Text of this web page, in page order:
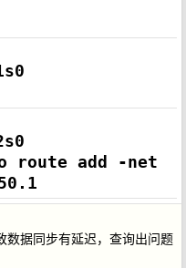
route add -net
数据同步有延迟，查询出问题